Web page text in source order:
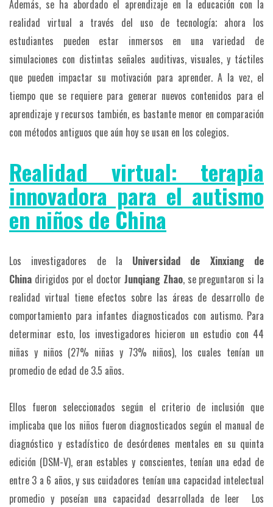
Además, se ha abordado el aprendizaje en la educación con la
realidad virtual a través del uso de tecnología; ahora los
estudiantes pueden estar inmersos en una variedad de
simulaciones con distintas señales auditivas, visuales, y táctiles
que pueden impactar su motivación para aprender. A la vez, el
tiempo que se requiere para generar nuevos contenidos para el
aprendizaje y recursos también, es bastante menor en comparación
con métodos antiguos que aún hoy se usan en los colegios.
Realidad virtual: terapia
innovadora para el autismo
en niños de China
Los investigadores de la Universidad de Xinxiang de
China dirigidos por el doctor Junqiang Zhao, se preguntaron si la
realidad virtual tiene efectos sobre las áreas de desarrollo de
comportamiento para infantes diagnosticados con autismo. Para
determinar esto, los investigadores hicieron un estudio con 44
niñas y niños (27% niñas y 73% niños), los cuales tenían un
promedio de edad de 3.5 años.
Ellos fueron seleccionados según el criterio de inclusión que
implicaba que los niños fueron diagnosticados según el manual de
diagnóstico y estadístico de desórdenes mentales en su quinta
edición (DSM-V), eran estables y conscientes, tenían una edad de
entre 3 a 6 años, y sus cuidadores tenían una capacidad intelectual
promedio y poseían una capacidad desarrollada de leer Los